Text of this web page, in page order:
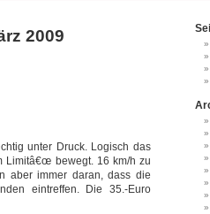
2009
unter Druck. Logisch das
Limitâ€œ bewegt. 16 km/h zu
aber immer daran, dass die
eintreffen. Die 35.-Euro